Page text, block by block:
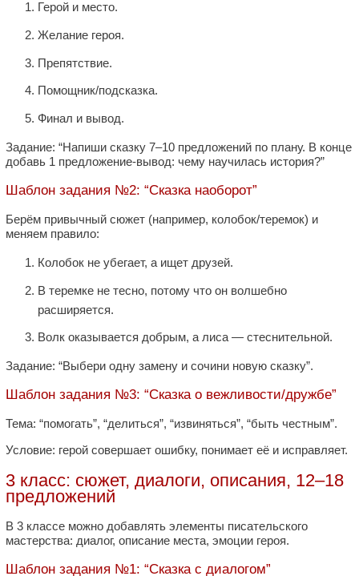
Герой и место.
Желание героя.
Препятствие.
Помощник/подсказка.
Финал и вывод.
Задание: “Напиши сказку 7–10 предложений по плану. В конце
добавь 1 предложение-вывод: чему научилась история?”
Шаблон задания №2: “Сказка наоборот”
Берём привычный сюжет (например, колобок/теремок) и
меняем правило:
Колобок не убегает, а ищет друзей.
В теремке не тесно, потому что он волшебно
расширяется.
Волк оказывается добрым, а лиса — стеснительной.
Задание: “Выбери одну замену и сочини новую сказку”.
Шаблон задания №3: “Сказка о вежливости/дружбе”
Тема: “помогать”, “делиться”, “извиняться”, “быть честным”.
Условие: герой совершает ошибку, понимает её и исправляет.
3 класс: сюжет, диалоги, описания, 12–18
предложений
В 3 классе можно добавлять элементы писательского
мастерства: диалог, описание места, эмоции героя.
Шаблон задания №1: “Сказка с диалогом”